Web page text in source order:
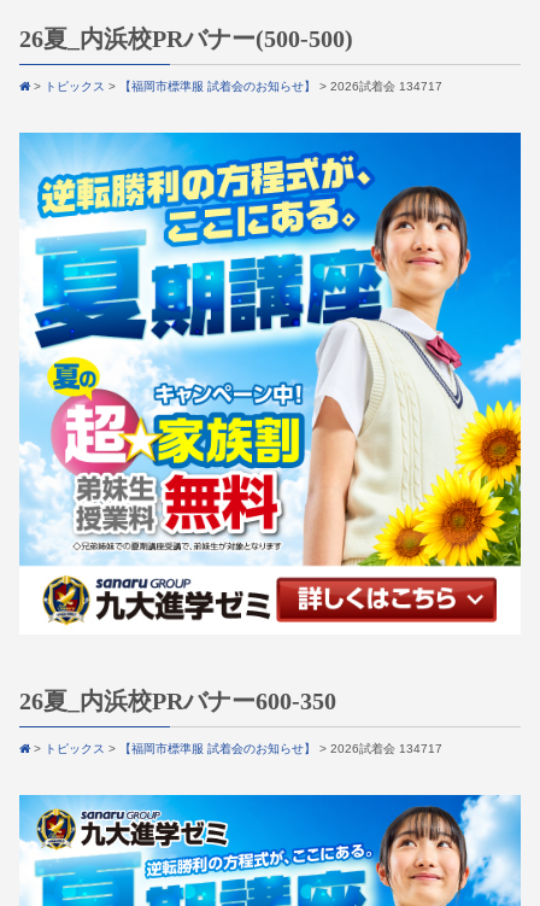
26夏_内浜校PRバナー(500-500)
> トピックス > 【福岡市標準服 試着会のお知らせ】 > 2026試着会 134717
26夏_内浜校PRバナー600-350
> トピックス > 【福岡市標準服 試着会のお知らせ】 > 2026試着会 134717